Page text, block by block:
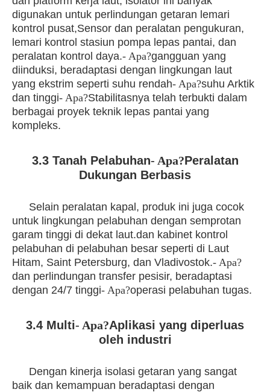
digunakan untuk perlindungan getaran lemari
kontrol pusat,Sensor dan peralatan pengukuran,
lemari kontrol stasiun pompa lepas pantai, dan
peralatan kontrol daya.- Apa?gangguan yang
diinduksi, beradaptasi dengan lingkungan laut
yang ekstrim seperti suhu rendah- Apa?suhu Arktik
dan tinggi- Apa?Stabilitasnya telah terbukti dalam
berbagai proyek teknik lepas pantai yang
kompleks.
3.3 Tanah Pelabuhan- Apa?Peralatan
Dukungan Berbasis
Selain peralatan kapal, produk ini juga cocok
untuk lingkungan pelabuhan dengan semprotan
garam tinggi di dekat laut.dan kabinet kontrol
pelabuhan di pelabuhan besar seperti di Laut
Hitam, Saint Petersburg, dan Vladivostok.- Apa?
dan perlindungan transfer pesisir, beradaptasi
dengan 24/7 tinggi- Apa?operasi pelabuhan tugas.
3.4 Multi- Apa?Aplikasi yang diperluas
oleh industri
Dengan kinerja isolasi getaran yang sangat
baik dan kemampuan beradaptasi dengan